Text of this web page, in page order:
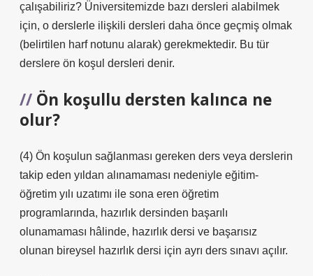
çalışabiliriz? Üniversitemizde bazı dersleri alabilmek
için, o derslerle ilişkili dersleri daha önce geçmiş olmak
(belirtilen harf notunu alarak) gerekmektedir. Bu tür
derslere ön koşul dersleri denir.
Ön koşullu dersten kalınca ne
olur?
(4) Ön koşulun sağlanması gereken ders veya derslerin
takip eden yıldan alınamaması nedeniyle eğitim-
öğretim yılı uzatımı ile sona eren öğretim
programlarında, hazırlık dersinden başarılı
olunamaması hâlinde, hazırlık dersi ve başarısız
olunan bireysel hazırlık dersi için ayrı ders sınavı açılır.